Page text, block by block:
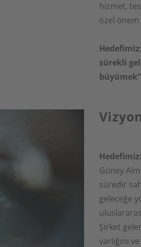
hizmet,
özel
sürekli
büyümek"
Hedefimiz:
Güney
süredir
geleceğe
Şirket
varlığını